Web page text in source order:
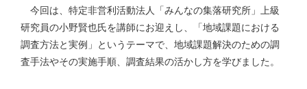
今回は、特定非営利活動法人「みんなの集落研究所」上級
研究員の小野賢也氏を講師にお迎えし、「地域課題における
調査方法と実例」というテーマで、地域課題解決のための調
査手法やその実施手順、調査結果の活かし方を学びました。